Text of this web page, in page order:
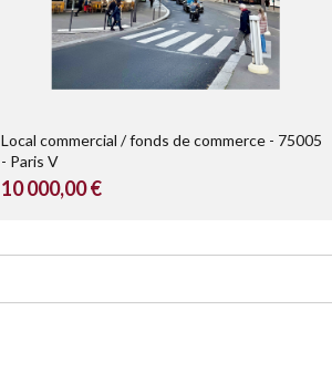
Local commercial / fonds de commerce
75005
Paris V
10 000,00 €